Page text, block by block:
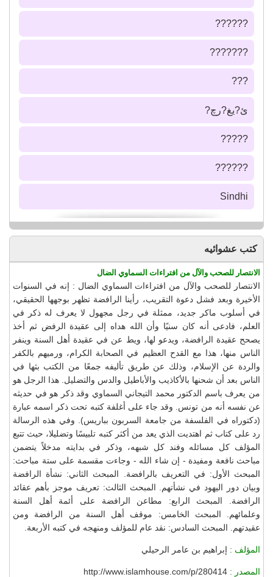
??????
???????
???
ئ?يغ?رچ?
?????
??????
Sindhi
كتب عشوائيه
الانتصار للصحب والآل من افتراءات السماوي الضال
الانتصار للصحب والآل من افتراءات السماوي الضال : إنه في السنوات
الأخيرة وبعد فشل دعوة التقريب، رأينا الرافضة تظهر بوجهها الحقيقي،
في أسلوب ماكر جديد، ممثلة في رجل مجهول لا يعرف له ذكر في
العلم، فادعى أنه كان سنيًا وأن الله هداه إلى عقيدة الرفض ثم أخذ
يصحح عقيدة الرافضة، ويدعو لها، ويط عن في عقيدة أهل السنة وينفر
الناس منها، هذا مع القدح العظيم في الصحابة الكرام، ورميهم بالكفر
والردة عن الإسلام، وذلك عن طريق تأليفه جمعًا من الكتب بثها في
الناس بعد أن شحنها بالأكاذيب والأباطيل والدس والتضليل. هذا الرجل هو
من يعرف باسم الدكتور محمد التيجاني السماوي وقد ذكر هو في حديثه
عن نفسه أنه من تونس. وقد جاء على أغلفة كتبه تحت ذكر اسمه عبارة
(دكتوراه في الفلسفة من جامعة السربون بباريس). وفي هذه الرسالة
رد على كتاب ثم اهتديت الذي يعد من أكثر كتبه تلبيسًا وتضليلا، حيث تتبع
المؤلف كل مسائله وفند كل شبهه، وذكر في بدايته مدخلاً يتضمن
مباحث نافعة ومفيدة - إن شاء الله - وجاءت مقسمة على ستة مباحث:
المبحث الأول: في التعريف بالرافضة. المبحث الثاني: نشأة الرافضة
وبيان دور اليهود في نشأتهم. المبحث الثالث: تعريف موجز بأهم عقائد
الرافضة. المبحث الرابع: مطاعن الرافضة على أئمة أهل السنة
وعلمائهم. المبحث الخامس: موقف أهل السنة من الرافضة ومن
عقيدتهم. المبحث السادس: نقد عام للمؤلف ومنهجه في كتبه الأربعة.
المؤلف : إبراهيم بن عامر الرحيلي
المصدر : http://www.islamhouse.com/p/280414